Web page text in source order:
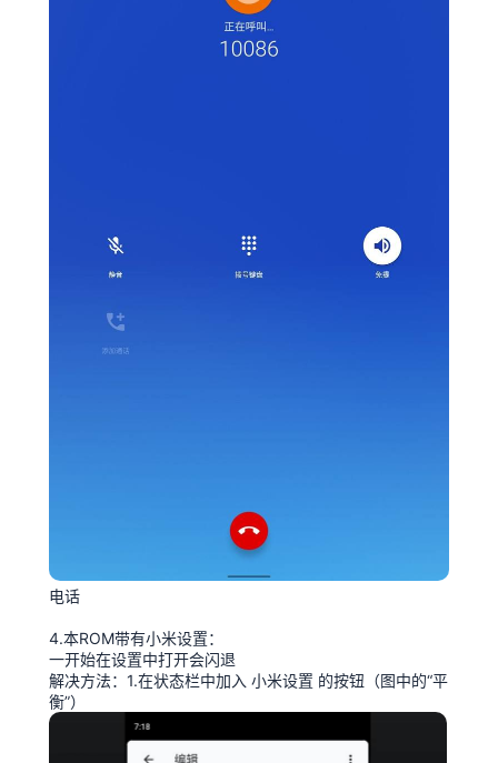
电话
4.本ROM带有小米设置：
一开始在设置中打开会闪退
解决方法：1.在状态栏中加入 小米设置 的按钮（图中的“平
衡”）